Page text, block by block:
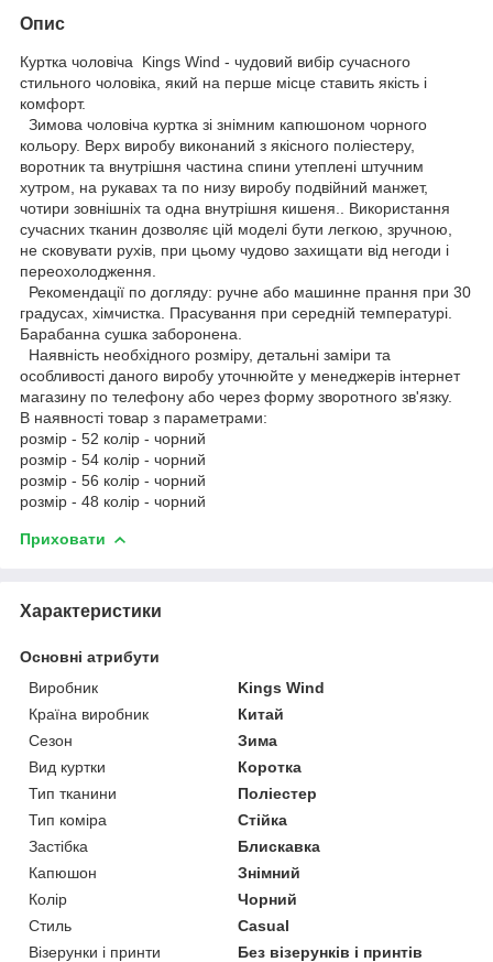
Опис
Куртка чоловіча Kings Wind - чудовий вибір сучасного
стильного чоловіка, який на перше місце ставить якість і
комфорт.
Зимова чоловіча куртка зі знімним капюшоном чорного
кольору. Верх виробу виконаний з якісного поліестеру,
воротник та внутрішня частина спини утеплені штучним
хутром, на рукавах та по низу виробу подвійний манжет,
чотири зовнішніх та одна внутрішня кишеня.. Використання
сучасних тканин дозволяє цій моделі бути легкою, зручною,
не сковувати рухів, при цьому чудово захищати від негоди і
переохолодження.
Рекомендації по догляду: ручне або машинне прання при 30
градусах, хімчистка. Прасування при середній температурі.
Барабанна сушка заборонена.
Наявність необхідного розміру, детальні заміри та
особливості даного виробу уточнюйте у менеджерів інтернет
магазину по телефону або через форму зворотного зв'язку.
В наявності товар з параметрами:
розмір - 52 колір - чорний
розмір - 54 колір - чорний
розмір - 56 колір - чорний
розмір - 48 колір - чорний
Приховати
Характеристики
Основні атрибути
Виробник
Kings Wind
Країна виробник
Китай
Сезон
Зима
Вид куртки
Коротка
Тип тканини
Поліестер
Тип коміра
Стійка
Застібка
Блискавка
Капюшон
Знімний
Колір
Чорний
Стиль
Casual
Візерунки і принти
Без візерунків і принтів